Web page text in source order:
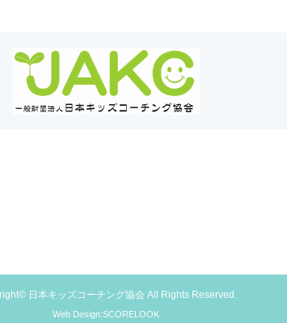
日本キッズコーチング協会 All Rights Reserved.
Web Design:SCORELOOK